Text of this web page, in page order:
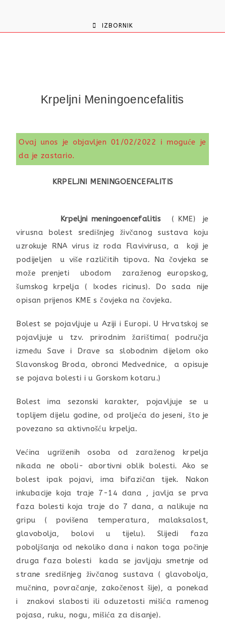
IZBORNIK
Krpeljni Meningoencefalitis
Ovaj unos je objavljen 01/02/2022 i moguće je
da je zastario.
KRPELJNI MENINGOENCEFALITIS
Krpeljni meningoencefalitis ( KME) je
virusna bolest središnjeg živčanog sustava koju
uzrokuje RNA virus iz roda Flavivirusa, a koji je
podijeljen u više različitih tipova. Na čovjeka se
može prenjeti ubodom zaraženog europskog,
šumskog krpelja ( Ixodes ricinus). Do sada nije
opisan prijenos KME s čovjeka na čovjeka.
Bolest se pojavljuje u Aziji i Europi. U Hrvatskoj se
pojavljuje u tzv. prirodnim žarištima( područja
između Save i Drave sa slobodnim dijelom oko
Slavonskog Broda, obronci Medvednice, a opisuje
se pojava bolesti i u Gorskom kotaru.)
Bolest ima sezonski karakter, pojavljuje se u
toplijem dijelu godine, od proljeća do jeseni, što je
povezano sa aktivnošću krpelja.
Većina ugriženih osoba od zaraženog krpelja
nikada ne oboli- abortivni oblik bolesti. Ako se
bolest ipak pojavi, ima bifazičan tijek. Nakon
inkubacije koja traje 7-14 dana , javlja se prva
faza bolesti koja traje do 7 dana, a nalikuje na
gripu ( povišena temperatura, malaksalost,
glavobolja, bolovi u tijelu). Slijedi faza
poboljšanja od nekoliko dana i nakon toga počinje
druga faza bolesti kada se javljaju smetnje od
strane središnjeg živčanog sustava ( glavobolja,
mučnina, povračanje, zakočenost šije), a ponekad
i znakovi slabosti ili oduzetosti mišića ramenog
pojasa, ruku, nogu, mišića za disanje).